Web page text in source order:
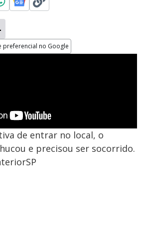
preferencial no Google
de entrar no local, o
e precisou ser socorrido.